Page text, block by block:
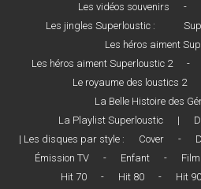
Les vidéos souvenirs
-
Les jingles Superloustic :
Les héros aiment
Les héros aiment Superloustic 2
-
Le royaume des loustics 2
La Belle Histoire des
La Playlist Superloustic
|
| Les disques par style :
Cover -
Émission TV
- Enfant - Film
Hit 70
- Hit 80 - Hit 90